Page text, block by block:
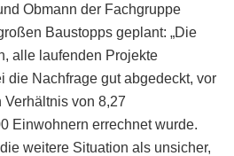
Obmann der Fachgruppe
Baustopps geplant: „Die
alle laufenden Projekte
die Nachfrage gut abgedeckt, vor
von 8,27
Einwohnern errechnet wurde.
weitere Situation als unsicher,